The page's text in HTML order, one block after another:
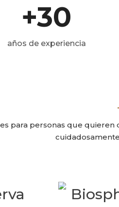
+30
años de experiencia
para personas que